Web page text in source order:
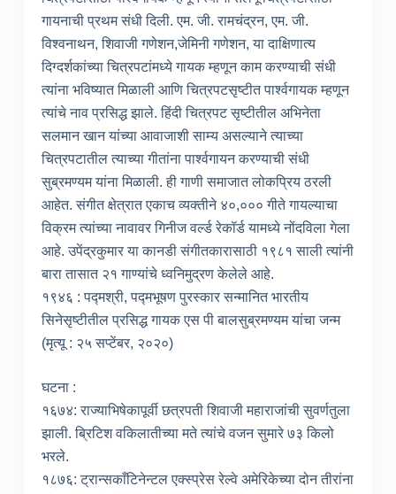
गायनाची प्रथम संधी दिली. एम. जी. रामचंद्रन, एम. जी.
विश्वनाथन, शिवाजी गणेशन,जेमिनी गणेशन, या दाक्षिणात्य
दिग्दर्शकांच्या चित्रपटांमध्ये गायक म्हणून काम करण्याची संधी
त्यांना भविष्यात मिळाली आणि चित्रपटसृष्टीत पार्श्वगायक म्हणून
त्यांचे नाव प्रसिद्ध झाले. हिंदी चित्रपट सृष्टीतील अभिनेता
सलमान खान यांच्या आवाजाशी साम्य असल्याने त्याच्या
चित्रपटातील त्याच्या गीतांना पार्श्वगायन करण्याची संधी
सुब्रमण्यम यांना मिळाली. ही गाणी समाजात लोकप्रिय ठरली
आहेत. संगीत क्षेत्रात एकाच व्यक्तीने ४०,००० गीते गायल्याचा
विक्रम त्यांच्या नावावर गिनीज वर्ल्ड रेकॉर्ड यामध्ये नोंदविला गेला
आहे. उपेंद्रकुमार या कानडी संगीतकारासाठी १९८१ साली त्यांनी
बारा तासात २१ गाण्यांचे ध्वनिमुद्रण केलेले आहे.
१९४६ : पद्मश्री, पद्मभूषण पुरस्कार सन्मानित भारतीय
सिनेसृष्टीतील प्रसिद्ध गायक एस पी बालसुब्रमण्यम यांचा जन्म
(मृत्यू : २५ सप्टेंबर, २०२०)
घटना :
१६७४: राज्याभिषेकापूर्वी छत्रपती शिवाजी महाराजांची सुवर्णतुला
झाली. ब्रिटिश वकिलातीच्या मते त्यांचे वजन सुमारे ७३ किलो
भरले.
१८७६: ट्रान्सकाँटिनेन्टल एक्स्प्रेस रेल्वे अमेरिकेच्या दोन तीरांना